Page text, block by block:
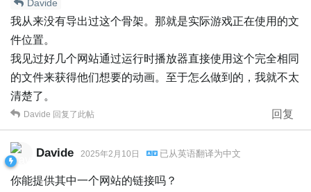
Davide
我从来没有导出过这个骨架。那就是实际游戏正在使用的文
件位置。
我见过好几个网站通过运行时播放器直接使用这个完全相同
的文件来获得他们想要的动画。至于怎么做到的，我就不太
清楚了。
回复
Davide 回复了此帖
Davide 2025年2月10日 已从英语翻译为中文
你能提供其中一个网站的链接吗？